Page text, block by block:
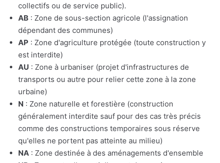
collectifs ou de service public).
AB : Zone de sous-section agricole (l'assignation
dépendant des communes)
AP : Zone d'agriculture protégée (toute construction y
est interdite)
AU : Zone à urbaniser (projet d'infrastructures de
transports ou autre pour relier cette zone à la zone
urbaine)
N : Zone naturelle et forestière (construction
généralement interdite sauf pour des cas très précis
comme des constructions temporaires sous réserve
qu'elles ne portent pas atteinte au milieu)
NA : Zone destinée à des aménagements d'ensemble